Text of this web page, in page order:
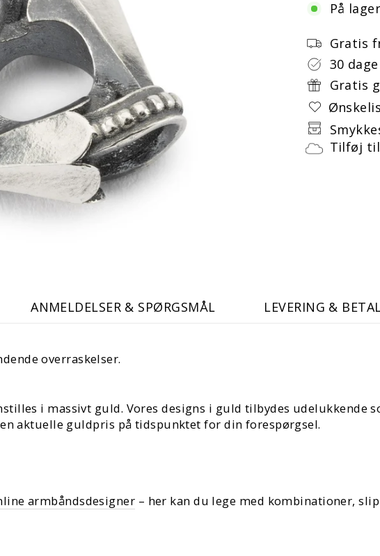
På lager
Gratis
30
Gratis
Tilføj
ANMELDELSER & SPØRGSMÅL LEVERING &
overraskelser.
i massivt guld. Vores designs i guld tilbydes udelukkende
aktuelle guldpris på tidspunktet for din forespørgsel.
armbåndsdesigner – her kan du lege med kombinationer,